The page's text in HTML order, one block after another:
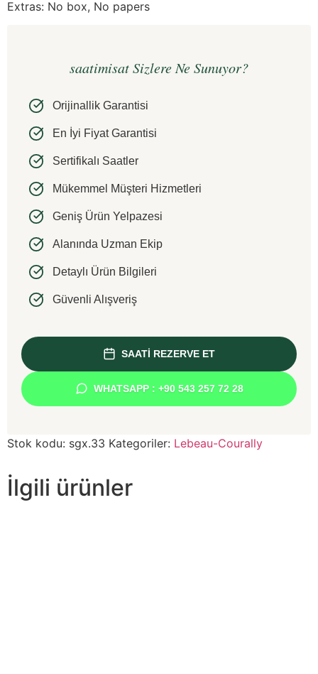
Extras: No box, No papers
saatimisat Sizlere Ne Sunuyor?
Orijinallik Garantisi
En İyi Fiyat Garantisi
Sertifikalı Saatler
Mükemmel Müşteri Hizmetleri
Geniş Ürün Yelpazesi
Alanında Uzman Ekip
Detaylı Ürün Bilgileri
Güvenli Alışveriş
SAATİ REZERVE ET
WHATSAPP : +90 543 257 72 28
Stok kodu: sgx.33 Kategoriler: Lebeau-Courally
İlgili ürünler